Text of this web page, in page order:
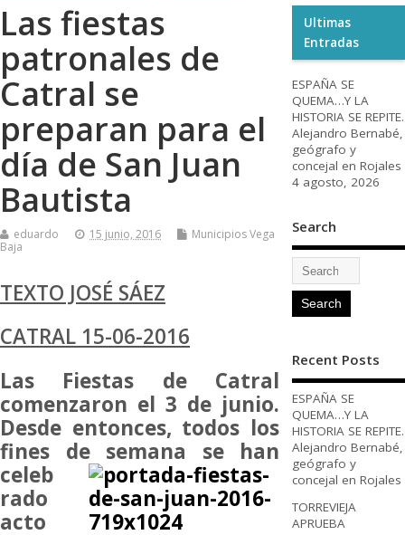
Las fiestas
patronales de
Catral se
preparan para el
día de San Juan
Bautista
eduardo 15 junio, 2016
Municipios Vega
Baja
TEXTO JOSÉ SÁEZ
CATRAL 15-06-2016
Las Fiestas de Catral
comenzaron el 3 de junio.
Desde entonces, todos los
fines desemana se han
celeb
rado
acto
Ultimas
Entradas
ESPAÑA SE
QUEMA…Y LA
HISTORIA SE REPITE.
Alejandro Bernabé,
geógrafo y
concejal en Rojales
4 agosto, 2026
Search
Recent Posts
ESPAÑA SE
QUEMA…Y LA
HISTORIA SE REPITE.
Alejandro Bernabé,
geógrafo y
concejal en Rojales
TORREVIEJA
APRUEBA